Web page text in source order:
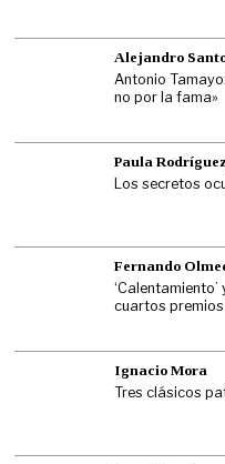
Alejandro
Antonio
no por la fama»
Paula
Los secretos
Fernando
cuartos premios
Ignacio Mora
Tres clásicos